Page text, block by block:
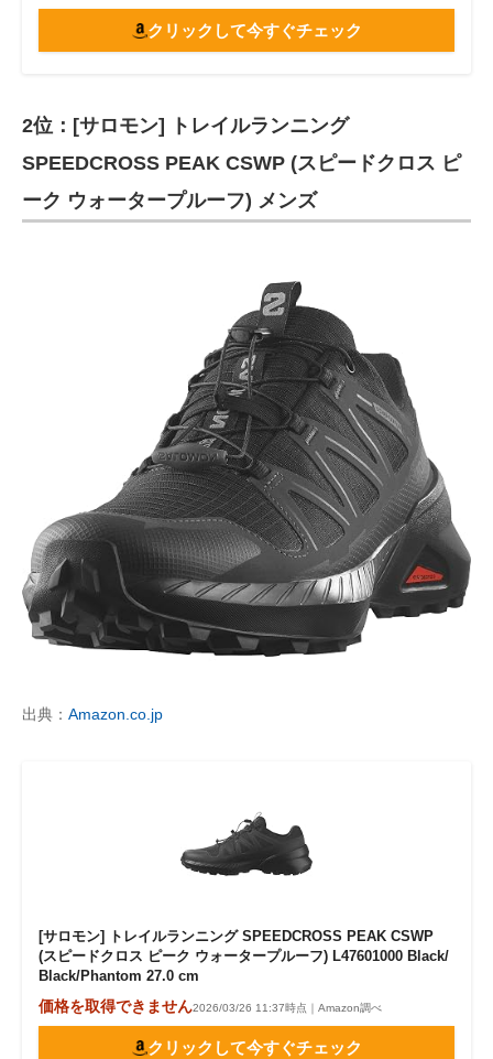
クリックして今すぐチェック
2位：[サロモン] トレイルランニング
SPEEDCROSS PEAK CSWP (スピードクロス ピ
ーク ウォータープルーフ) メンズ
出典： Amazon.co.jp
[サロモン] トレイルランニング SPEEDCROSS PEAK CSWP
(スピードクロス ピーク ウォータープルーフ) L47601000 Black/
Black/Phantom 27.0 cm
価格を取得できません2026/03/26 11:37時点｜Amazon調べ
クリックして今すぐチェック